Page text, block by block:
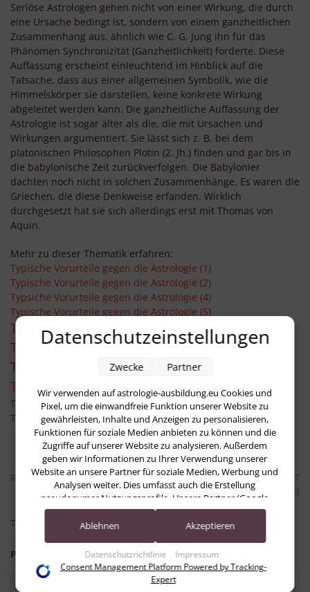
Seriöse Astrologen gehen nicht von einer Wirkung, die durch
eine Ursache bedingt ist, sondern von einem ganzheitlichen
Zusammenhang aus, ähnlich wie C. G. Jung ihn für das
Phänomen Synchronizität (Ganzheitlichkeit) forderte. Diese
Auffassung erscheint einleuchtend im Hinblick auf die
Tatsache, dass aus einer allgemeinen Symbolik, wie die
Himmelskörper sie darstellen, keine konkrete Wirkung
abgeleitet werden kann. Die ganzheitliche Auffassung der
Astrologie ist sogar älter als die, die mit Ursachen und
Wirkungen argumentiert. Sie lässt sich z. B. bei dem
platonischen Philosophen Plotin (2. Jh.) finden und gar bis in
die babylonische Zeit zurückverfolgen. Die Babylonier
dachten noch nicht in solchen Zusammenhänge. Es waren die
Griechen, die diese Denkweise erfanden. Wirklich
durchgesetzt hat sie sich allerdings erst mit Thomas von
Aquin.
Mehr zu dieser Thematik erfahren:
Typische Vorurteile gegen die Astrologie (1)
Typische Vorurteile gegen die Astrologie (2)
Typsiche Vorurteile gegen die Astrologie (4)
Typische Vorurteile gegen die Astrologie (5)
Typische Vorurteile gegen die Astrologie (6)
Typische Vorurteile gegen die Astrologie (7)
Typische Vorurteile gegen die Astrologie (8)
Typische Vorurteile gegen die Astrologie (9)
Typische Vorurteile gegen die Astrologie 10)
Typische Vorurteile gegen die Astrologie (11)
Read3083times
Last modified on Freitag, 11 August 2017
07:03
Tweet
Published in Astro
Datenschutzeinstellungen
Wir verwenden auf astrologie-ausbildung.eu Cookies und
Pixel, um die einwandfreie Funktion unserer Website zu
gewährleisten, Inhalte und Anzeigen zu personalisieren,
Funktionen für soziale Medien anbieten zu können und die
Zugriffe auf unserer Website zu analysieren. Außerdem
geben wir Informationen zu Ihrer Verwendung unserer
Website an unsere Partner für soziale Medien, Werbung und
Analysen weiter. Dies umfasst auch die Erstellung
pseudonymer Nutzungsprofile. Unsere Partner (Google
Advertising Products) führen diese Informationen
möglicherweise mit weiteren Daten zusammen, die Sie ihnen
Accounts) oder welche sie im Rahmen Ihrer Nutzung der
Dienste gesammelt haben (bspw. Nutzungsdaten anderer
Geräte). Ihre Einwilligung zur Nutzung von Cookies und
Datenschutzrichtlinie Impressum
Zwecke Partner
Ablehnen Akzeptieren
Consent Management Platform Powered by Tracking-
Expert